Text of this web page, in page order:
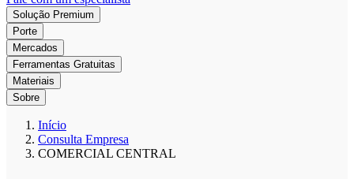
Solução Premium
Porte
Mercados
Ferramentas Gratuitas
Materiais
Sobre
Início
Consulta Empresa
COMERCIAL CENTRAL